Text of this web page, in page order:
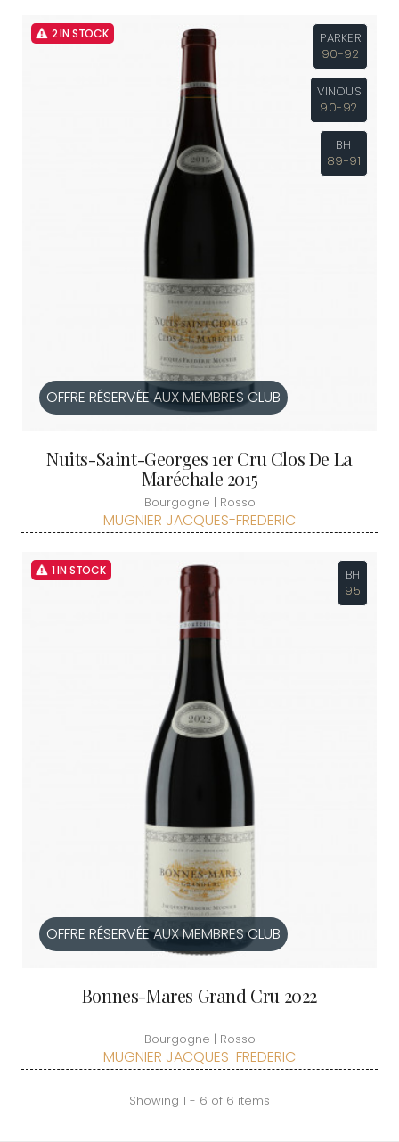
2 IN STOCK
PARKER
90-92
VINOUS
90-92
BH
89-91
OFFRE RÉSERVÉE AUX MEMBRES CLUB
Nuits-Saint-Georges 1er Cru Clos De La
Maréchale 2015
Bourgogne | Rosso
MUGNIER JACQUES-FREDERIC
1 IN STOCK
BH
95
OFFRE RÉSERVÉE AUX MEMBRES CLUB
Bonnes-Mares Grand Cru 2022
Bourgogne | Rosso
MUGNIER JACQUES-FREDERIC
Showing 1 - 6 of 6 items